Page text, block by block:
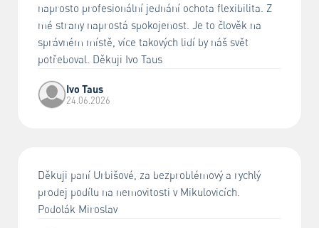
naprosto profesionální jednání ochota flexibilita. Z
mé strany naprostá spokojenost. Je to člověk na
správném místě, více takových lidí by náš svět
potřeboval. Děkuji Ivo Taus
Ivo Taus
24.06.2026
Děkuji paní Urbišové, za bezproblémový a rychlý
prodej podílu na nemovitosti v Mikulovicích.
Podolák Miroslav